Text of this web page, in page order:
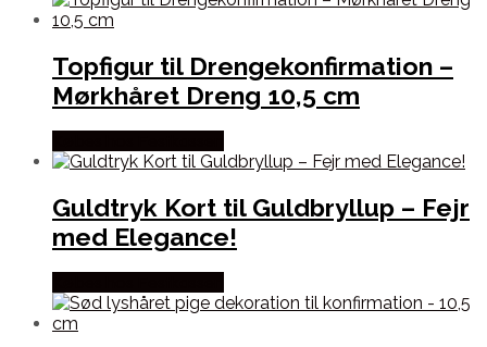
Topfigur til Drengekonfirmation –
Mørkhåret Dreng 10,5 cm
Guldtryk Kort til Guldbryllup – Fejr
med Elegance!